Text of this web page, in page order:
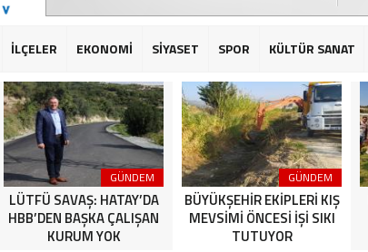
İLÇELER EKONOMİ SİYASET SPOR KÜLTÜR SANAT
GÜNDEM
LÜTFÜ SAVAŞ: HATAY’DA
HBB’DEN BAŞKA ÇALIŞAN
KURUM YOK
GÜNDEM
BÜYÜKŞEHİR EKİPLERİ KIŞ
MEVSİMİ ÖNCESİ İŞİ SIKI
TUTUYOR